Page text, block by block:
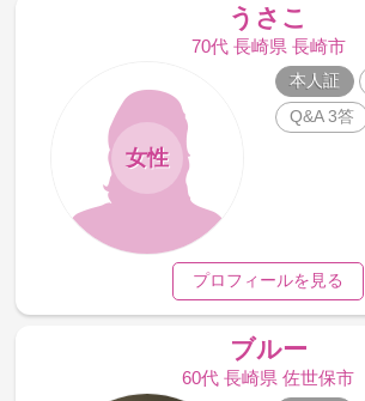
うさこ
70代 長崎県 長崎市
女性
本人証
Q&A 3答
プロフィールを見る
ブルー
60代 長崎県 佐世保市